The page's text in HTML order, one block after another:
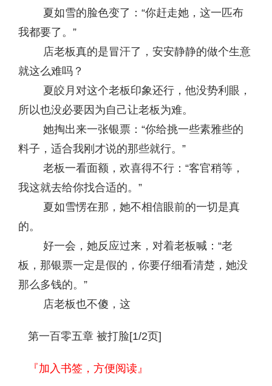
夏如雪的脸色变了：“你赶走她，这一匹布
我都要了。”
店老板真的是冒汗了，安安静静的做个生意
就这么难吗？
夏皎月对这个老板印象还行，他没势利眼，
所以也没必要因为自己让老板为难。
她掏出来一张银票：“你给挑一些素雅些的
料子，适合我刚才说的那些就行。”
老板一看面额，欢喜得不行：“客官稍等，
我这就去给你找合适的。”
夏如雪愣在那，她不相信眼前的一切是真
的。
好一会，她反应过来，对着老板喊：“老
板，那银票一定是假的，你要仔细看清楚，她没
那么多钱的。”
店老板也不傻，这
第一百零五章 被打脸[1/2页]
『加入书签，方便阅读』